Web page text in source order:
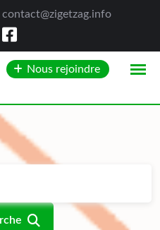
contact@zigetzag.info
Nous rejoindre